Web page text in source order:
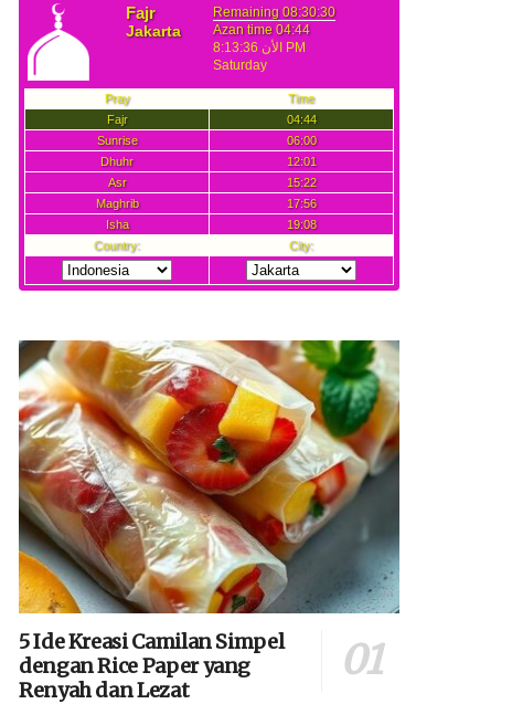
5 Ide Kreasi Camilan Simpel
dengan Rice Paper yang
Renyah dan Lezat